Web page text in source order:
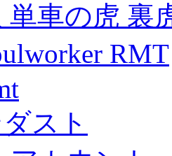
単車の虎 裏
RMT
スト